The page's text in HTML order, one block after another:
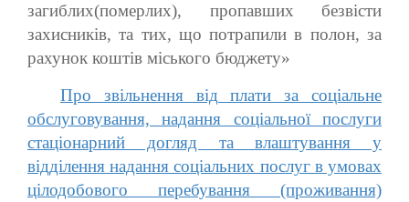
загиблих(померлих), пропавших безвісти
захисників, та тих, що потрапили в полон, за
рахунок коштів міського бюджету»
Про звільнення від плати за соціальне
обслуговування, надання соціальної послуги
стаціонарний догляд та влаштування у
відділення надання соціальних послуг в умовах
цілодобового перебування (проживання)